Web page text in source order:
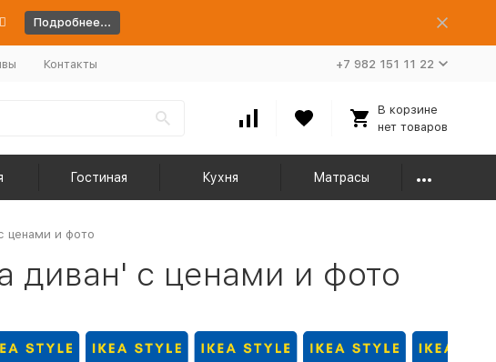
Подробнее...
Контакты +7 982 151 11 22
В корзине
нет товаров
Гостиная Кухня Матрасы
ценами и фото
диван' с ценами и фото